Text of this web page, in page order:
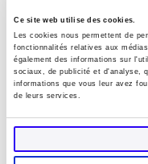
Ce site web utilise des cookies.
Les cookies nous permettent de
fonctionnalités relatives aux
également des informations sur
sociaux, de publicité et d'analyse,
informations que vous leur avez
de leurs services.
I- La démarche
1/Tenter de
amiable: Le
au bailleur les
logement aux